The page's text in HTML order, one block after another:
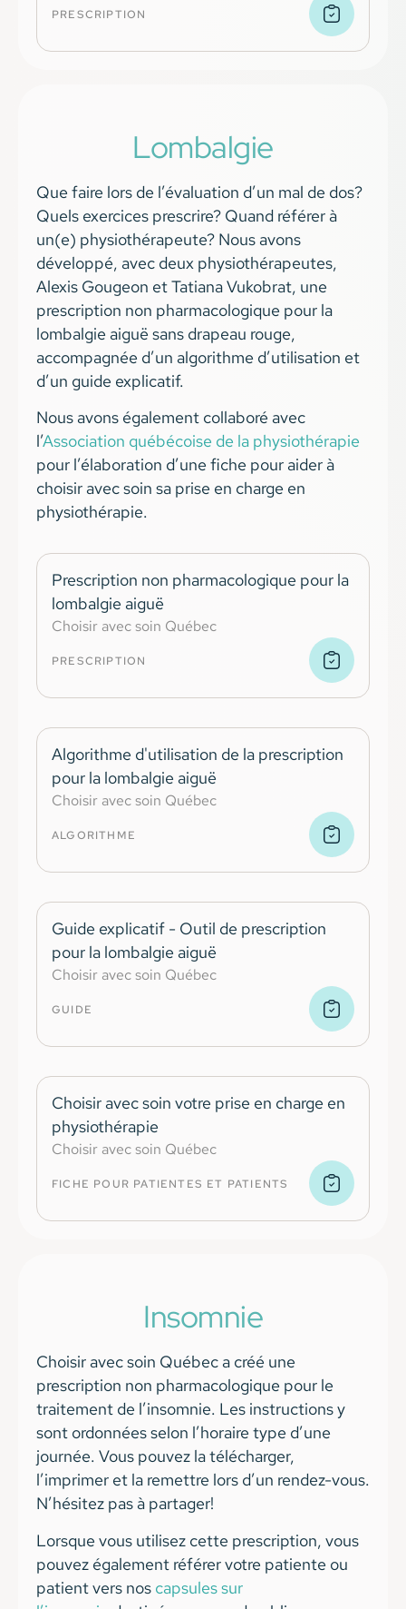
PRESCRIPTION
Lombalgie
Que faire lors de l’évaluation d’un mal de dos?
Quels exercices prescrire? Quand référer à
un(e) physiothérapeute? Nous avons
développé, avec deux physiothérapeutes,
Alexis Gougeon et Tatiana Vukobrat, une
prescription non pharmacologique pour la
lombalgie aiguë sans drapeau rouge,
accompagnée d’un algorithme d’utilisation et
d’un guide explicatif.
Nous avons également collaboré avec
l’Association québécoise de la physiothérapie
pour l’élaboration d’une fiche pour aider à
choisir avec soin sa prise en charge en
physiothérapie.
Prescription non pharmacologique pour la
lombalgie aiguë
Choisir avec soin Québec
PRESCRIPTION
Algorithme d'utilisation de la prescription
pour la lombalgie aiguë
Choisir avec soin Québec
ALGORITHME
Guide explicatif - Outil de prescription
pour la lombalgie aiguë
Choisir avec soin Québec
GUIDE
Choisir avec soin votre prise en charge en
physiothérapie
Choisir avec soin Québec
FICHE POUR PATIENTES ET PATIENTS
Insomnie
Choisir avec soin Québec a créé une
prescription non pharmacologique pour le
traitement de l’insomnie. Les instructions y
sont ordonnées selon l’horaire type d’une
journée. Vous pouvez la télécharger,
l’imprimer et la remettre lors d’un rendez-vous.
N’hésitez pas à partager!
Lorsque vous utilisez cette prescription, vous
pouvez également référer votre patiente ou
patient vers nos capsules sur